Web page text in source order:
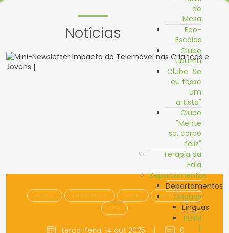
de
Mesa
Eco-
Escolas
Clube
Ubuntu
Clube "Se
eu fosse
um
artista"
Clube
"Mente
sã, corpo
feliz"
Terapia da
Fala
Departamentos
Departamentos
Línguas
Línguas
PLNM
(
Notícias
ALUNOS EM DESTAQUE GERAL
GERAL (HOME)
SPO
terça-feira, 14 out 2025 |
0